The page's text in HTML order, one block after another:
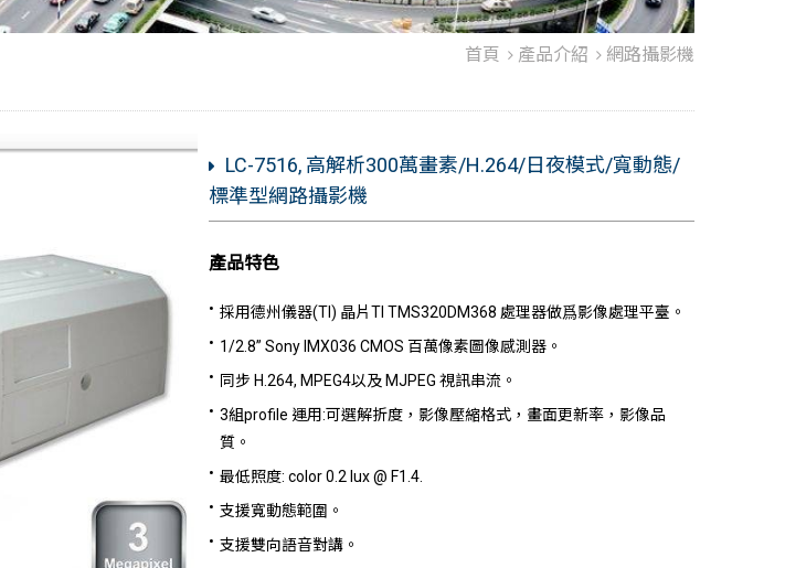
首頁 產品介紹 網路攝影機
LC-7516, 高解析300萬畫素/H.264/日夜模式/寬動態/
標準型網路攝影機
產品特色
採用德州儀器(TI) 晶片TI TMS320DM368 處理器做爲影像處理平臺。
1/2.8” Sony IMX036 CMOS 百萬像素圖像感測器。
同步 H.264, MPEG4以及 MJPEG 視訊串流。
3組profile 運用:可選解折度，影像壓縮格式，畫面更新率，影像品
質。
最低照度: color 0.2 lux @ F1.4.
支援寬動態範圍。
支援雙向語音對講。